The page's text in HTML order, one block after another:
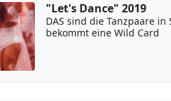
"Let's Dance" 2019
DAS sind die Tanzpaare in
bekommt eine Wild Card